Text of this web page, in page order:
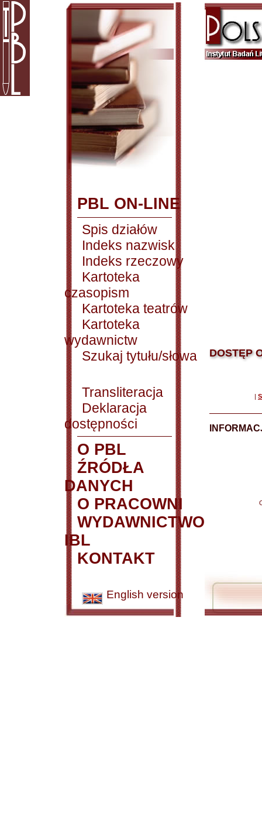
PBL ON-LINE
Spis działów
Indeks nazwisk
Indeks rzeczowy
Kartoteka
czasopism
Kartoteka teatrów
Kartoteka
wydawnictw
Szukaj tytułu/słowa
Transliteracja
Deklaracja
dostępności
O PBL
ŹRÓDŁA
DANYCH
O PRACOWNI
WYDAWNICTWO
IBL
KONTAKT
English version
DOSTĘP
|